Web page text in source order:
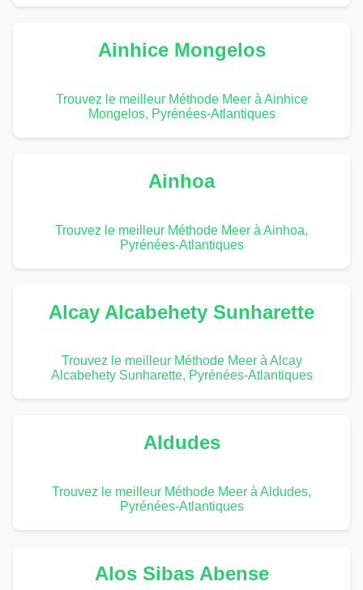
Ainhice Mongelos
Trouvez le meilleur Méthode Meer à Ainhice
Mongelos, Pyrénées-Atlantiques
Ainhoa
Trouvez le meilleur Méthode Meer à Ainhoa,
Pyrénées-Atlantiques
Alcay Alcabehety Sunharette
Trouvez le meilleur Méthode Meer à Alcay
Alcabehety Sunharette, Pyrénées-Atlantiques
Aldudes
Trouvez le meilleur Méthode Meer à Aldudes,
Pyrénées-Atlantiques
Alos Sibas Abense